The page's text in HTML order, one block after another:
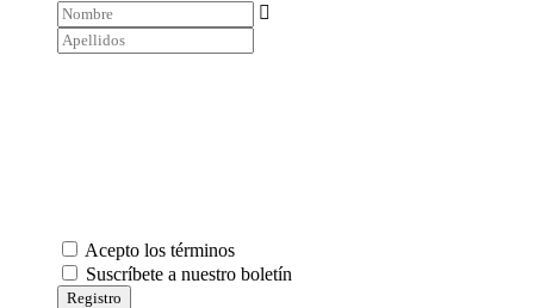

Acepto los términos
Suscríbete a nuestro boletín
Registro